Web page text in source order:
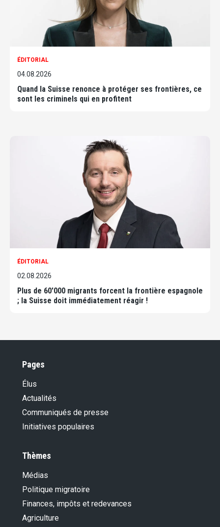
ÉDITORIAL
04.08.2026
Quand la Suisse renonce à protéger ses frontières, ce
sont les criminels qui en profitent
ÉDITORIAL
02.08.2026
Plus de 60'000 migrants forcent la frontière espagnole
; la Suisse doit immédiatement réagir !
Pages
Élus
Actualités
Communiqués de presse
Initiatives populaires
Thèmes
Médias
Politique migratoire
Finances, impôts et redevances
Agriculture